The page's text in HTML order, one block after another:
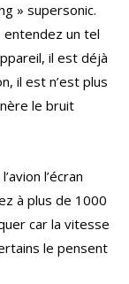
» supersonic.
entendez un tel
il est déjà
il est n’est plus
le bruit
l’écran
à plus de 1000
car la vitesse
le pensent